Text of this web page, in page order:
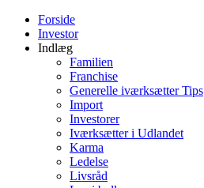
Forside
Investor
Indlæg
Familien
Franchise
Generelle iværksætter Tips
Import
Investorer
Iværksætter i Udlandet
Karma
Ledelse
Livsråd